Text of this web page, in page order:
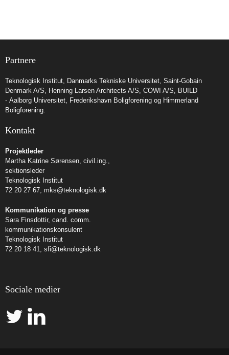
Partnere
Teknologisk Institut Danmarks Tekniske Universitet Saint-Gobain
Denmark A/S
Henning Larsen Architects A/S COWI A/S
BUILD
- Aalborg Universitet Frederikshavn Boligforening og Himmerland
Boligforening
Kontakt
Projektleder
Martha Katrine Sørensen, civil.ing.,
sektionsleder
Teknologisk Institut
72 20 27 67, mks@teknologisk.dk
Kommunikation og presse
Sara Finsdottir, cand. comm.
kommunikationskonsulent
Teknologisk Institut
72 20 18 41, sfi@teknologisk.dk
Sociale medier